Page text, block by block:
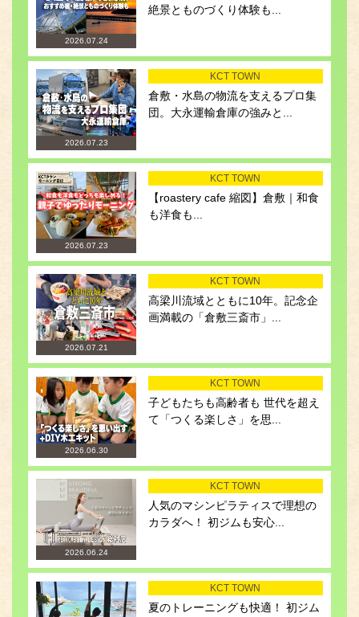
2026.07.24
絶景とものづくり体験も...
2026.07.23
KCT TOWN
倉敷・水島の物流を支えるプロ集
団。大永運輸倉庫の強みと...
2026.07.23
KCT TOWN
【roastery cafe 縮図】倉敷｜和食
も洋食も...
2026.07.21
KCT TOWN
高梁川流域とともに10年。記念企
画満載の「倉敷三斎市」...
2026.06.30
KCT TOWN
子どもたちも高齢者も 世代を超え
て「つくる楽しさ」を思...
2026.06.24
KCT TOWN
人気のマシンピラティスで理想の
カラダへ！ 初ジムも安心...
KCT TOWN
夏のトレーニングも快適！ 初ジム